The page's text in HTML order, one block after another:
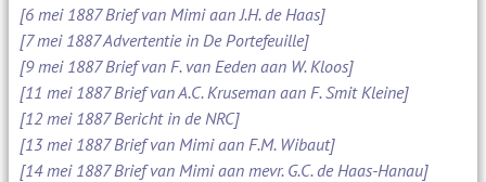
[6 mei 1887 Brief van Mimi aan J.H. de Haas]
[7 mei 1887 Advertentie in De Portefeuille]
[9 mei 1887 Brief van F. van Eeden aan W. Kloos]
[11 mei 1887 Brief van A.C. Kruseman aan F. Smit Kleine]
[12 mei 1887 Bericht in de NRC]
[13 mei 1887 Brief van Mimi aan F.M. Wibaut]
[14 mei 1887 Brief van Mimi aan mevr. G.C. de Haas-Hanau]